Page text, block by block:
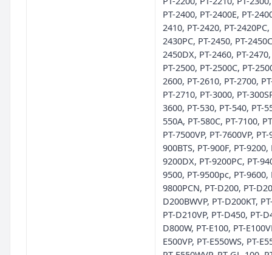
PT-2400, PT-2400E, PT-
2410, PT-2420, PT-2420PC,
2430PC, PT-2450, PT-
2450DX, PT-2460, PT-
PT-2500, PT-2500C, PT-
2600, PT-2610, PT-2700,
PT-2710, PT-3000, PT-
3600, PT-530, PT-540, PT-
550A, PT-580C, PT-7100,
PT-7500VP, PT-7600VP,
900BTS, PT-900F, PT-9200,
9200DX, PT-9200PC, PT-
9500, PT-9500pc, PT-9600,
9800PCN, PT-D200, PT-
D200BWVP, PT-D200KT,
PT-D210VP, PT-D450, PT-
D800W, PT-E100, PT-
E500VP, PT-E550WS, PT-